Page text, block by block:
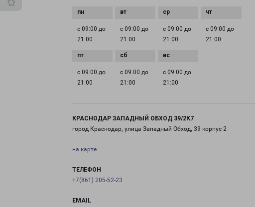
с 09:00 до
21:00
с 09:00 до
21:00
с 09:00 до
21:00
с 09:00 до
21:00
с 09:00 до
21:00
с 09:00 до
21:00
с 09:00 до
21:00
КРАСНОДАР ЗАПАДНЫЙ ОБХОД 39/2К7
город Краснодар, улица Западный Обход, 39 корпус 2
на карте
ТЕЛЕФОН
+7(861) 205-52-23
EMAIL